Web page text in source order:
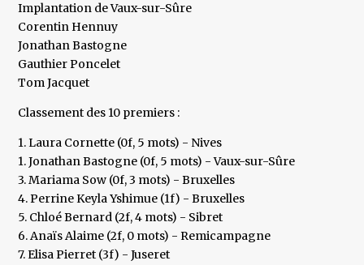
Implantation de Vaux-sur-Sûre
Corentin Hennuy
Jonathan Bastogne
Gauthier Poncelet
Tom Jacquet
Classement des 10 premiers :
1. Laura Cornette (0f, 5 mots) - Nives
1. Jonathan Bastogne (0f, 5 mots) - Vaux-sur-Sûre
3. Mariama Sow (0f, 3 mots) - Bruxelles
4. Perrine Keyla Yshimue (1f) - Bruxelles
5. Chloé Bernard (2f, 4 mots) - Sibret
6. Anaïs Alaime (2f, 0 mots) - Remicampagne
7. Elisa Pierret (3f) - Juseret